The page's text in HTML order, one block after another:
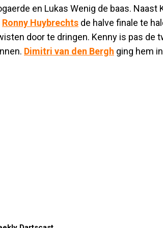
en Lukas Wenig de baas. Naast
Ronny Huybrechts de halve finale te
door te dringen. Kenny is pas de
Dimitri van den Bergh ging hem